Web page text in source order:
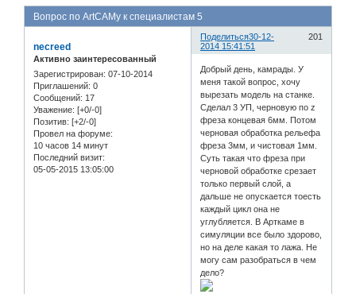
Вопрос по ArtCAMу к специалистам 5
Поделиться 201
30-12-
2014 15:41:51
necreed
Активно заинтересованный
Зарегистрирован: 07-10-2014
Приглашений: 0
Сообщений: 17
Уважение: [+0/-0]
Позитив: [+2/-0]
Провел на форуме:
10 часов 14 минут
Последний визит:
05-05-2015 13:05:00
Добрый день, камрады. У
меня такой вопрос, хочу
вырезать модель на станке.
Сделал 3 УП, черновую по z
фреза концевая 6мм. Потом
черновая обработка рельефа
фреза 3мм, и чистовая 1мм.
Суть такая что фреза при
черновой обработке срезает
только первый слой, а
дальше не опускается тоесть
каждый цикл она не
углубляется. В Арткаме в
симуляции все было здорово,
но на деле какая то лажа. Не
могу сам разобраться в чем
дело?